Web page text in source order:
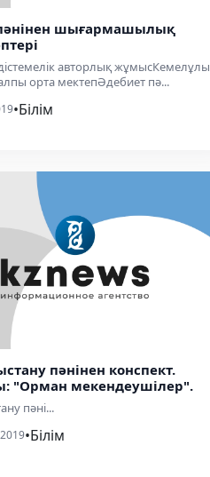
шығармашылық
авторлық жұмысКемелұлы
орта мектепӘдебиет пә...
•Білім
пәнінен конспект.
"Орман мекендеушілер".
пәні...
•Білім